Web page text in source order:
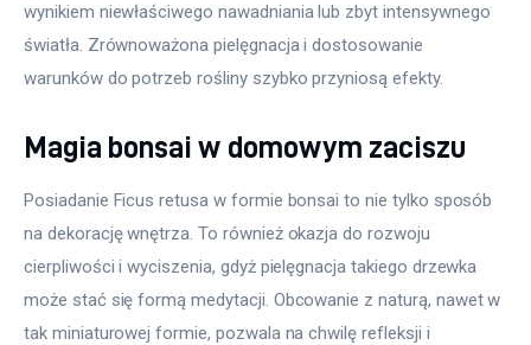
wynikiem niewłaściwego nawadniania lub zbyt intensywnego
światła. Zrównoważona pielęgnacja i dostosowanie
warunków do potrzeb rośliny szybko przyniosą efekty.
Magia bonsai w domowym zaciszu
Posiadanie Ficus retusa w formie bonsai to nie tylko sposób
na dekorację wnętrza. To również okazja do rozwoju
cierpliwości i wyciszenia, gdyż pielęgnacja takiego drzewka
może stać się formą medytacji. Obcowanie z naturą, nawet w
tak miniaturowej formie, pozwala na chwilę refleksji i